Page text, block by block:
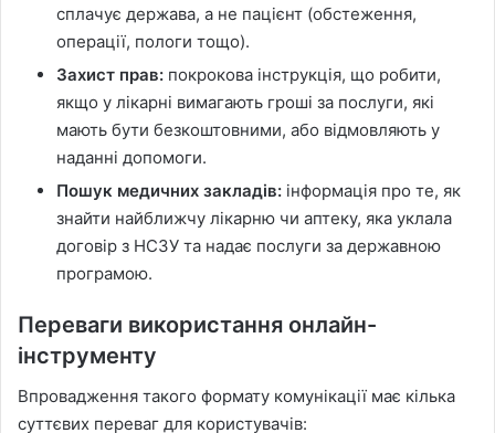
сплачує держава, а не пацієнт (обстеження,
операції, пологи тощо).
Захист прав: покрокова інструкція, що робити,
якщо у лікарні вимагають гроші за послуги, які
мають бути безкоштовними, або відмовляють у
наданні допомоги.
Пошук медичних закладів: інформація про те, як
знайти найближчу лікарню чи аптеку, яка уклала
договір з НСЗУ та надає послуги за державною
програмою.
Переваги використання онлайн-
інструменту
Впровадження такого формату комунікації має кілька
суттєвих переваг для користувачів: